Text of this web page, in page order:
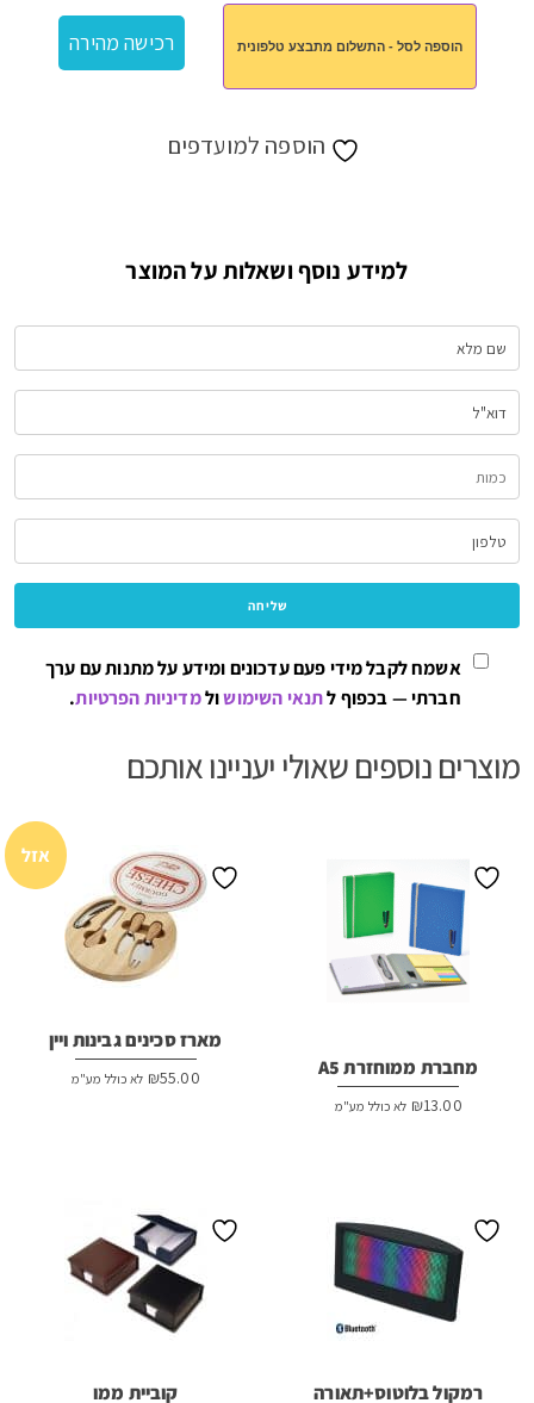
מחולקת
לתרופות
הוספה לסל - התשלום מתבצע טלפונית רכישה מהירה
הוספה למועדפים
למידע נוסף ושאלות על המוצר
אשמח לקבל מידי פעם עדכונים ומידע על מתנות עם ערך
חברתי — בכפוף לתנאי השימושולמדיניות הפרטיות.
מוצרים נוספים שאולי יעניינו אותכם
מחברת ממוחזרת A5
₪13.00 לא כולל מע"מ
אזל
מארז סכינים גבינות ויין
₪55.00 לא כולל מע"מ
רמקול בלוטוס+תאורה קוביית ממו